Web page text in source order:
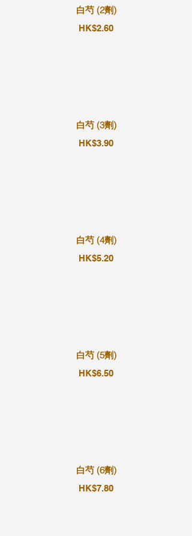
白芍 (2劑)
HK$2.60
白芍 (3劑)
HK$3.90
白芍 (4劑)
HK$5.20
白芍 (5劑)
HK$6.50
白芍 (6劑)
HK$7.80